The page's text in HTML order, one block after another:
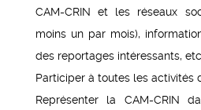
CAM-CRIN et les réseaux
moins un par mois),
des reportages intéressants, etc.
Participer à toutes les activités
Représenter la CAM-CRIN